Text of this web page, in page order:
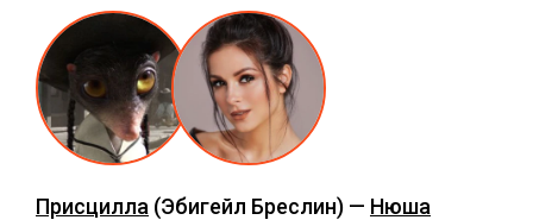
Присцилла (Эбигейл Бреслин) — Нюша